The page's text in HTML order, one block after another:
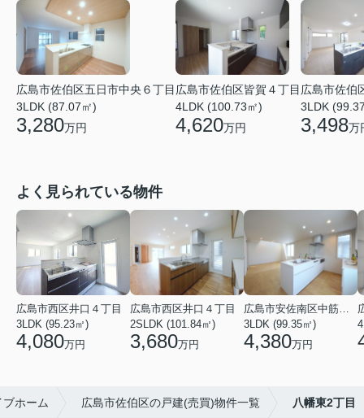
広島市佐伯区五日市中央６丁目
3LDK (87.07㎡)
3,280万円
広島市佐伯区皆賀４丁目
4LDK (100.73㎡)
4,620万円
広島市佐伯
3LDK
3,498万
よく見られている物件
広島市西区井口４丁目
3LDK (95.23㎡)
4,080万円
広島市西区井口４丁目
2SLDK (101.84㎡)
3,680万円
3LDK (99.35㎡)
4,380万円
ホーム 広島市佐伯区の戸建(売買)物件一覧 八幡東2丁目